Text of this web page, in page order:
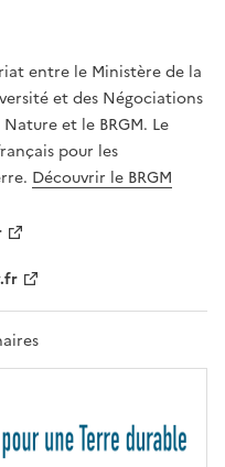
T
É
,
É
G
A
L
F
A
T
R
T
É
entre le Ministère de la
et des Négociations
et le BRGM. Le
pour les
Découvrir le BRGM